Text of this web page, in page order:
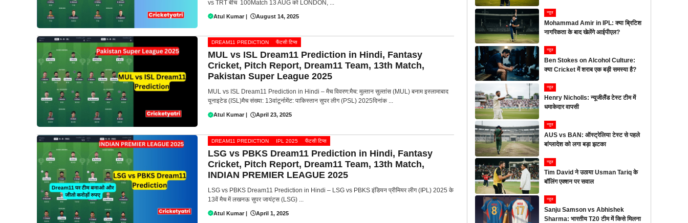
vs TRT बीच 100Match 13 AUG को LONDON, ...
Atul Kumar | August 14, 2025
DREAM11 PREDICTION फैंटसी टिप्स
MUL vs ISL Dream11 Prediction in Hindi, Fantasy
Cricket, Pitch Report, Dream11 Team, 13th Match,
Pakistan Super League 2025
MUL vs ISL Dream11 Prediction in Hindi – मैच विवरण:मैच: मुल्तान सुल्तांस (MUL) बनाम इस्लामाबाद
यूनाइटेड (ISL)मैच संख्या: 13वांटूर्नामेंट: पाकिस्तान सुपर लीग (PSL) 2025दिनांक ...
Atul Kumar April 23, 2025
DREAM11 PREDICTION IPL 2025 फैंटसी टिप्स
LSG vs PBKS Dream11 Prediction in Hindi, Fantasy
Cricket, Pitch Report, Dream11 Team, 13th Match,
INDIAN PREMIER LEAGUE 2025
LSG vs PBKS Dream11 Prediction in Hindi – LSG vs PBKS इंडियन प्रीमियर लीग (IPL) 2025 के
13वें मैच में लखनऊ सुपर जायंट्स (LSG) ...
Atul Kumar | April 1, 2025
न्यूज
Mohammad Amir in IPL: क्या ब्रिटिश
नागरिकता के बाद खेलेंगे आईपीएल?
न्यूज
Ben Stokes on Alcohol Culture:
क्या Cricket में शराब एक बड़ी समस्या है?
न्यूज
Henry Nicholls: न्यूजीलैंड टेस्ट टीम में
धमाकेदार वापसी
न्यूज
AUS vs BAN: ऑस्ट्रेलिया टेस्ट से पहले
बांग्लादेश को लगा बड़ा झटका
न्यूज
Tim David ने उठाया Usman Tariq के
बॉलिंग एक्शन पर सवाल
न्यूज
Sanju Samson vs Abhishek
Sharma: भारतीय T20 टीम में किसे मिलना